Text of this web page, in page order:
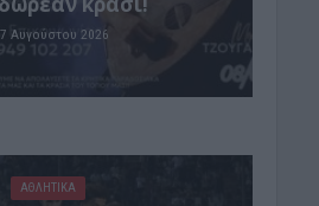
7 Αυγούστου 2026
ΑΘΛΗΤΙΚΑ